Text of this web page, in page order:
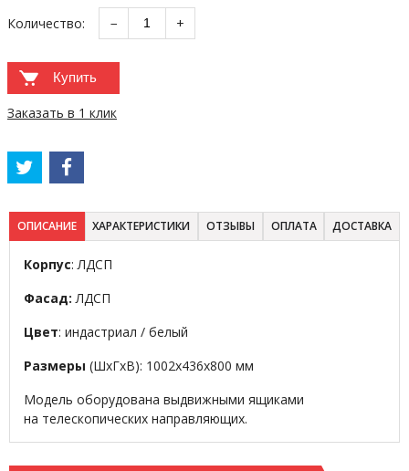
Количество: − +
Купить
Заказать в 1 клик
ОПИСАНИЕ ХАРАКТЕРИСТИКИ ОТЗЫВЫ ОПЛАТА ДОСТАВКА
Корпус: ЛДСП
Фасад:ЛДСП
Цвет: индастриал / белый
Размеры (ШхГхВ): 1002х436х800 мм
Модель оборудована выдвижными ящиками
на телескопических направляющих.